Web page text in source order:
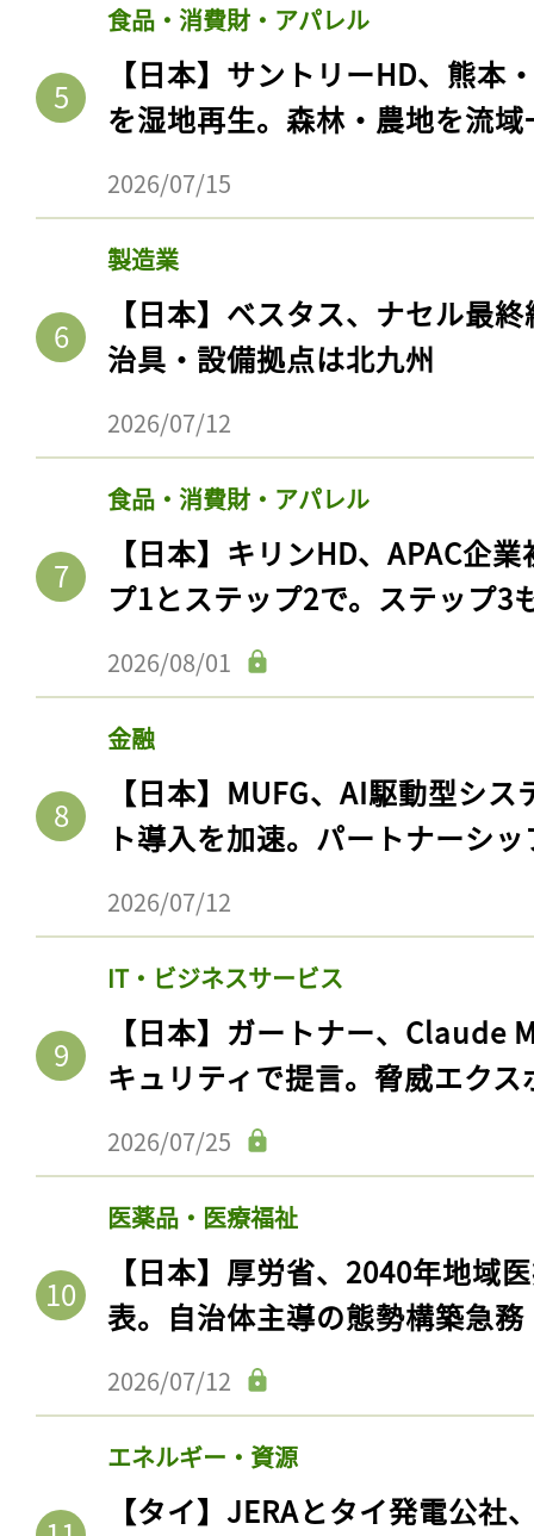
食品・消費財・アパレル
【日本】サントリーHD、熊本
を湿地再生。森林・農地を流
2026/07/15
製造業
【日本】ベスタス、ナセル最
治具・設備拠点は北九州
2026/07/12
食品・消費財・アパレル
【日本】キリンHD、APAC企
プ1とステップ2で。ステップ3
2026/08/01
金融
【日本】MUFG、AI駆動型シ
ト導入を加速。パートナーシ
2026/07/12
IT・ビジネスサービス
【日本】ガートナー、Claude
キュリティで提言。脅威エク
2026/07/25
医薬品・医療福祉
【日本】厚労省、2040年地域
表。自治体主導の態勢構築急務
2026/07/12
エネルギー・資源
【タイ】JERAとタイ発電公社